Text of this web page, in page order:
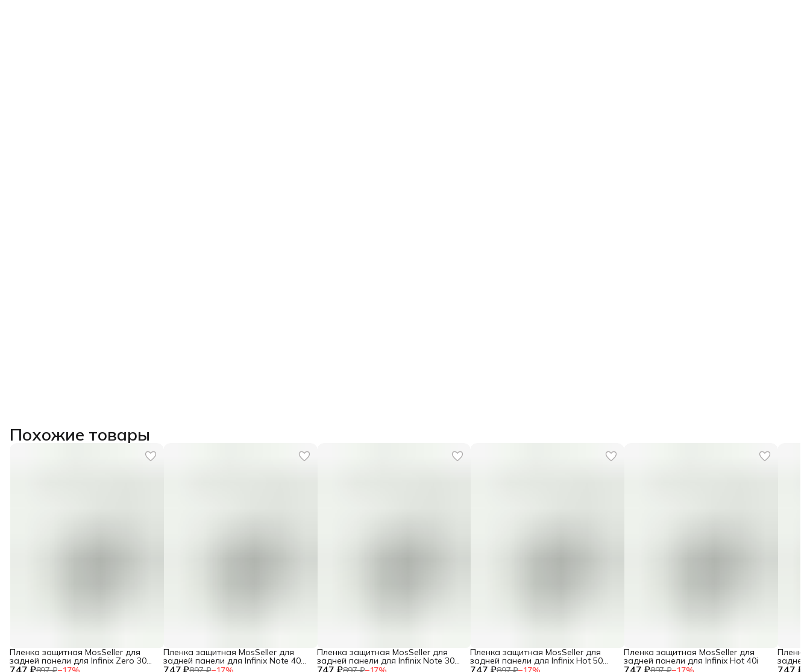
Похожие товары
Пленка защитная MosSeller для
задней панели для Infinix Zero 30
5G
Пленка защитная MosSeller для
задней панели для Infinix Note 40
Pro 5G
Пленка защитная MosSeller для
задней панели для Infinix Note 30
VIP
Пленка защитная MosSeller для
задней панели для Infinix Hot 50
Pro+ 4G
Пленка защитная MosSeller для
задней панели для Infinix Hot 40i
Пленка
задней